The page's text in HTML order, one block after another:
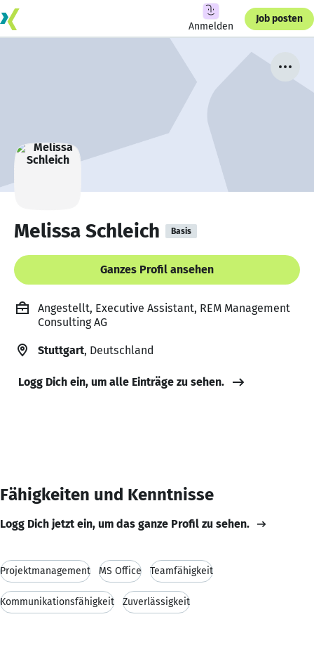
Anmelden
Job posten
Melissa Schleich Basis
Ganzes Profil ansehen
Angestellt, Executive Assistant, REM Management
Consulting AG
Stuttgart, Deutschland
Logg Dich ein, um alle Einträge zu sehen.
Fähigkeiten und Kenntnisse
Logg Dich jetzt ein, um das ganze Profil zu sehen.
Projektmanagement MS Office Teamfähigkeit
Kommunikationsfähigkeit Zuverlässigkeit